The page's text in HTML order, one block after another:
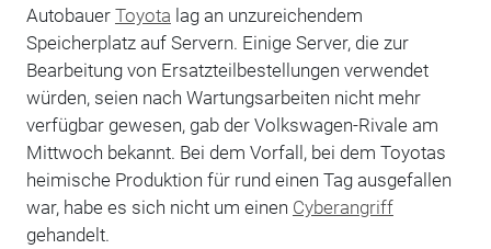
Autobauer Toyota lag an unzureichendem
Speicherplatz auf Servern. Einige Server, die zur
Bearbeitung von Ersatzteilbestellungen verwendet
würden, seien nach Wartungsarbeiten nicht mehr
verfügbar gewesen, gab der Volkswagen-Rivale am
Mittwoch bekannt. Bei dem Vorfall, bei dem Toyotas
heimische Produktion für rund einen Tag ausgefallen
war, habe es sich nicht um einen Cyberangriff
gehandelt.